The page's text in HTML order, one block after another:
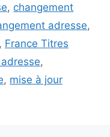
, changement
adresse,
, France Titres
,
, mise à jour